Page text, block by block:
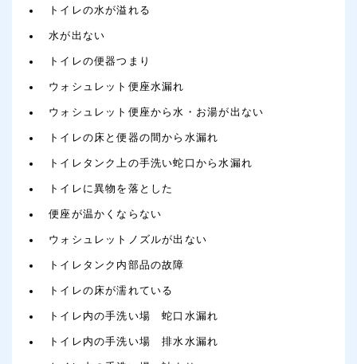
トイレの水が溢れる
水が出ない
トイレの便器つまり
ウォシュレット便座水漏れ
ウォシュレット便座から水・お湯が出ない
トイレの床と便器の間から水漏れ
トイレタンク上の手洗い蛇口から水漏れ
トイレに異物を落とした
便座が温かくならない
ウォシュレットノズルが出ない
トイレタンク内部品の故障
トイレの床が濡れている
トイレ内の手洗い場 蛇口水漏れ
トイレ内の手洗い場 排水水漏れ